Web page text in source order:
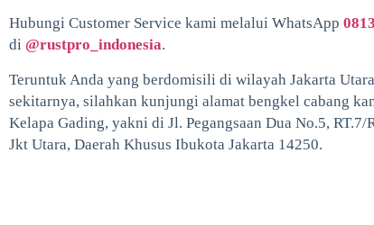
Hubungi Customer Service kami melalui WhatsApp
di @rustpro_indonesia.
Teruntuk Anda yang berdomisili di wilayah Jakarta
sekitarnya, silahkan kunjungi alamat bengkel cabang
Kelapa Gading, yakni di Jl. Pegangsaan Dua No.5, RT.7/
Jkt Utara, Daerah Khusus Ibukota Jakarta 14250.